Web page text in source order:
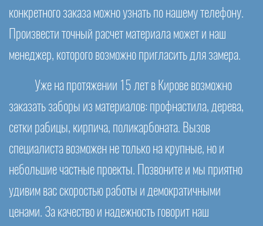
конкретного заказа можно узнать по нашему телефону.
Произвести точный расчет материала может и наш
менеджер, которого возможно пригласить для замера.
Уже на протяжении 15 лет в Кирове возможно
заказать заборы из материалов: профнастила, дерева,
сетки рабицы, кирпича, поликарбоната. Вызов
специалиста возможен не только на крупные, но и
небольшие частные проекты. Позвоните и мы приятно
удивим вас скоростью работы и демократичными
ценами. За качество и надежность говорит наш